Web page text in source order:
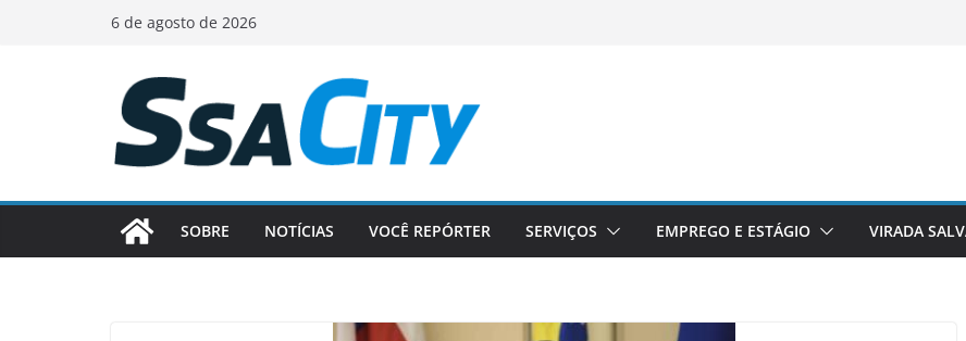
6 de agosto de 2026
SOBRE NOTÍCIAS VOCÊ REPÓRTER SERVIÇOS EMPREGO E ESTÁGIO VIRADA